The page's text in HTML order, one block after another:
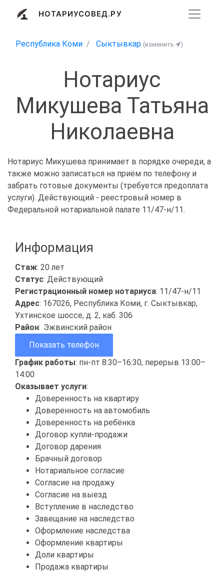
НОТАРИУСОВЕД.РУ
Республика Коми Сыктывкар (изменить )
Нотариус
Микушева Татьяна
Николаевна
Нотариус Микушева принимает в порядке очереди, а
также можно записаться на приём по телефону и
забрать готовые документы (требуется предоплата
услуги). Действующий - реестровый номер в
Федеральной нотариальной палате 11/47-н/11.
Информация
Стаж: 20 лет
Статус: Действующий
Регистрационный номер нотариуса: 11/47-н/11
Адрес: 167026, Республика Коми, г. Сыктывкар,
Ухтинское шоссе, д. 2, каб. 306
Район: Эжвинский район
Показать телефон
График работы: пн-пт 8:30–16:30, перерыв 13:00–
14:00
Оказывает услуги:
Доверенность на квартиру
Доверенность на автомобиль
Доверенность на ребёнка
Договор купли-продажи
Договор дарения
Брачный договор
Нотариальное согласие
Согласие на продажу
Согласие на выезд
Вступление в наследство
Завещание на наследство
Оформление наследства
Оформление квартиры
Доли квартиры
Продажа квартиры